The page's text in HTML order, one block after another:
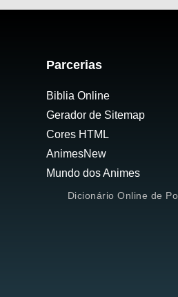
Parcerias
Biblia Online
Gerador de Sitemap
Cores HTML
AnimesNew
Mundo dos Animes
Dicionário Online de